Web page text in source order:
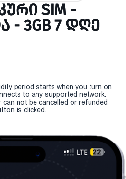
SIM -
- 3GB 7 ᲓᲦᲔ
period starts when you turn on
to any supported network.
can not be cancelled or refunded
is clicked.